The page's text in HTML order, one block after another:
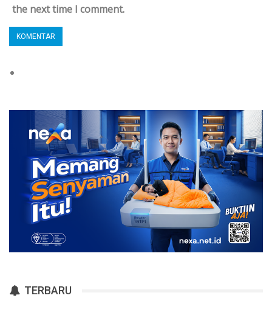
the next time I comment.
TERBARU